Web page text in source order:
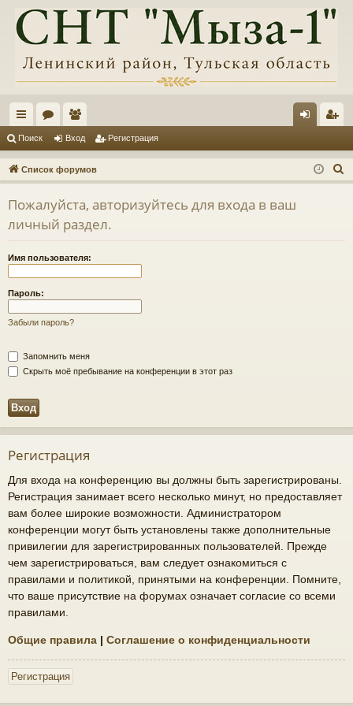
с
ы
лк
и
ум
ы
ол
ьз
ов
ат
ел
и
д ис
тр
Поиск Вход Регистрация
Список форумов
о
Пожалуйста, авторизуйтесь для входа в ваш
личный раздел.
Имя пользователя:
Пароль:
Забыли пароль?
Запомнить меня
Скрыть моё пребывание на конференции в этот раз
Регистрация
Для входа на конференцию вы должны быть зарегистрированы.
Регистрация занимает всего несколько минут, но предоставляет
вам более широкие возможности. Администратором
конференции могут быть установлены также дополнительные
привилегии для зарегистрированных пользователей. Прежде
чем зарегистрироваться, вам следует ознакомиться с
правилами и политикой, принятыми на конференции. Помните,
что ваше присутствие на форумах означает согласие со всеми
правилами.
Общие правила | Соглашение о конфиденциальности
Регистрация